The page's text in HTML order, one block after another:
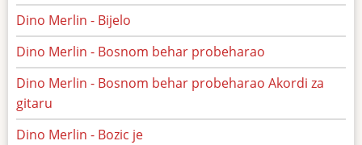
Dino Merlin - Bijelo
Dino Merlin - Bosnom behar probeharao
Dino Merlin - Bosnom behar probeharao Akordi za
gitaru
Dino Merlin - Bozic je